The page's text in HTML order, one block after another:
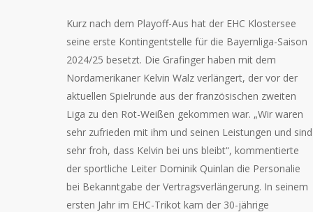
Kurz nach dem Playoff-Aus hat der EHC Klostersee
seine erste Kontingentstelle für die Bayernliga-Saison
2024/25 besetzt. Die Grafinger haben mit dem
Nordamerikaner Kelvin Walz verlängert, der vor der
aktuellen Spielrunde aus der französischen zweiten
Liga zu den Rot-Weißen gekommen war. „Wir waren
sehr zufrieden mit ihm und seinen Leistungen und sind
sehr froh, dass Kelvin bei uns bleibt“, kommentierte
der sportliche Leiter Dominik Quinlan die Personalie
bei Bekanntgabe der Vertragsverlängerung. In seinem
ersten Jahr im EHC-Trikot kam der 30-jährige